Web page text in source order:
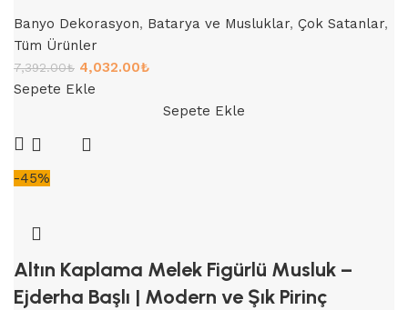
Banyo Dekorasyon, Batarya ve Musluklar, Çok Satanlar,
Tüm Ürünler
7,392.00₺ 4,032.00₺
Sepete Ekle
Sepete Ekle
-45%
Altın Kaplama Melek Figürlü Musluk –
Ejderha Başlı | Modern ve Şık Pirinç